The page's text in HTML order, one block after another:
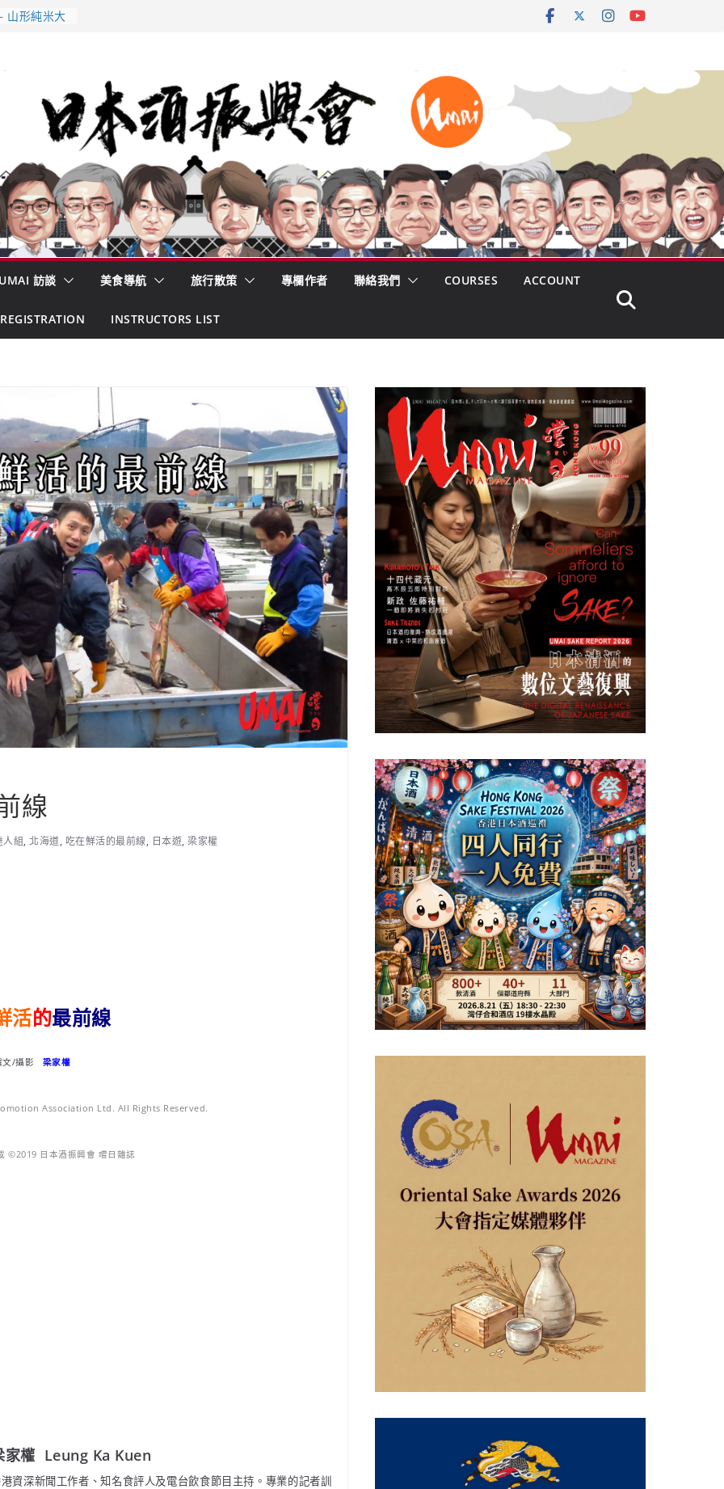
殺入股票
MC題庫
訪談 美食導航 旅行散策 專欄作者 聯絡我們 COURSES ACCOUNT
INSTRUCTORS LIST
線
組, 北海道, 吃在鮮活的最前線, 日本遊, 梁家權
活的最前線
文/攝影 梁家權
Association Ltd. All Rights Reserved.
©2019 日本酒振興會 嚐日雜誌
家權 Leung Ka Kuen
資深新聞工作者、知名食評人及電台飲食節目主持。專業的記者訓